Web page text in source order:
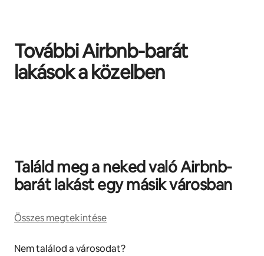
További Airbnb-barát
lakások a közelben
Találd meg a neked való Airbnb-
barát lakást egy másik városban
Összes megtekintése
Nem találod a városodat?